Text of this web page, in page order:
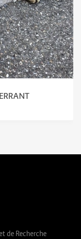
de Recherche